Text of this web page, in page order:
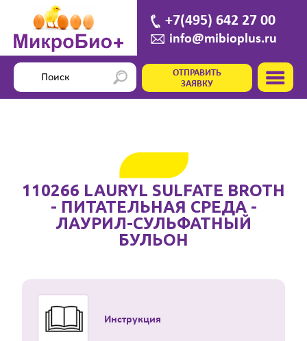
+7(495) 642 27 00
info@mibioplus.ru
ОТПРАВИТЬ
ЗАЯВКУ
110266 LAURYL SULFATE BROTH
- ПИТАТЕЛЬНАЯ СРЕДА -
ЛАУРИЛ-СУЛЬФАТНЫЙ
БУЛЬОН
Инструкция